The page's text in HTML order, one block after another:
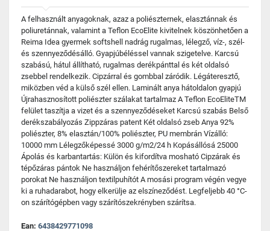
A felhasznált anyagoknak, azaz a poliészternek, elasztánnak és
poliuretánnak, valamint a Teflon EcoElite kivitelnek köszönhetően a
Reima Idea gyermek softshell nadrág rugalmas, lélegző, víz-, szél-
és szennyeződésálló. Gyapjúbéléssel vannak szigetelve. Karcsú
szabású, hátul állítható, rugalmas derékpánttal és két oldalsó
zsebbel rendelkezik. Cipzárral és gombbal záródik. Légáteresztő,
miközben véd a külső szél ellen. Laminált anya hátoldalon gyapjú
Újrahasznosított poliészter szálakat tartalmaz A Teflon EcoEliteTM
felület taszítja a vizet és a szennyeződéseket Karcsú szabás Belső
derékszabályozás Zippzáras patent Két oldalsó zseb Anya 92%
poliészter, 8% elasztán/100% poliészter, PU membrán Vízálló:
10000 mm Lélegzőképessé 3000 g/m2/24 h Kopásállósá 25000
Ápolás és karbantartás: Külön és kifordítva mosható Cipzárak és
tépőzáras pántok Ne használjon fehérítőszereket tartalmazó
porokat Ne használjon textilpuhítót A mosási program végén vegye
ki a ruhadarabot, hogy elkerülje az elszíneződést. Legfeljebb 40 °C-
on szárítógépben vagy szárítószekrényben szárítsa.
Ean: 6438429771098